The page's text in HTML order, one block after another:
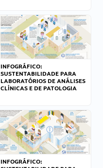
INFOGRÁFICO:
SUSTENTABILIDADE PARA
LABORATÓRIOS DE ANÁLISES
CLÍNICAS E DE PATOLOGIA
INFOGRÁFICO: